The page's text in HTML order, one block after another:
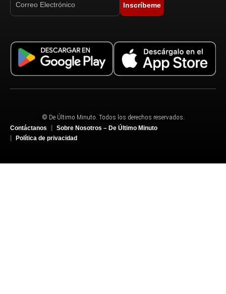
Inscríbeme
© De Último Minuto. Todos los derechos reservados.
Contáctanos
Sobre Nosotros – De Último Minuto
Política de privacidad